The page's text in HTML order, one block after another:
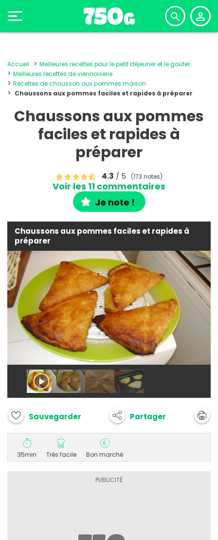
Accueil
Meilleures recettes pour le petit déjeuner et le goûter
Meilleures recettes de viennoiserie
Recettes de chausson aux pommes maison
Chaussons aux pommes faciles et rapides à préparer
Chaussons aux pommes
faciles et rapides à
préparer
4.3 / 5 (173 notes)
Voir les 11 commentaires
Je note !
Chaussons aux pommes faciles et rapides à
préparer
Sauvegarder Partager
35min Très facile Bon marché